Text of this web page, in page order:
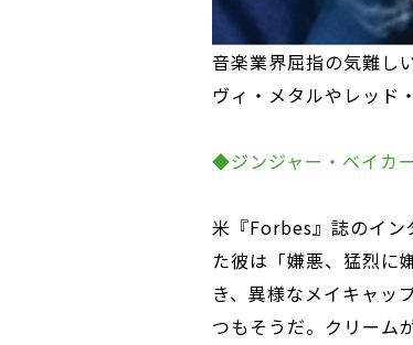
音楽業界屈指の気難し
ヴィ・メタルやレッド
◆ジンジャー・ベイカ
米『Forbes』誌のイン
た彼は「嫌悪、猛烈に
き、異様なメイキャッ
つもそうだ。クリーム